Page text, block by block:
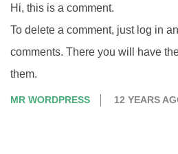
Hi, this is a comment.
To delete a comment, just log in
comments. There you will have
them.
MR WORDPRESS 12 YEARS